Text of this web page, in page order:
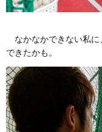
なかなかできない私に
できたかも。